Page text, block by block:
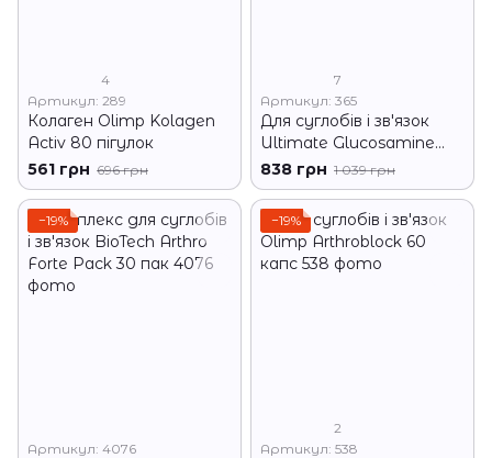
4
Артикул: 289
Колаген Olimp Kolagen
Activ 80 пігулок
561 грн 696 грн
7
Артикул: 365
Для суглобів і зв'язок
Ultimate Glucosamine
Chondroitin MSM 90
таблеток
838 грн 1 039 грн
−19%
Артикул: 4076
−19%
2
Артикул: 538